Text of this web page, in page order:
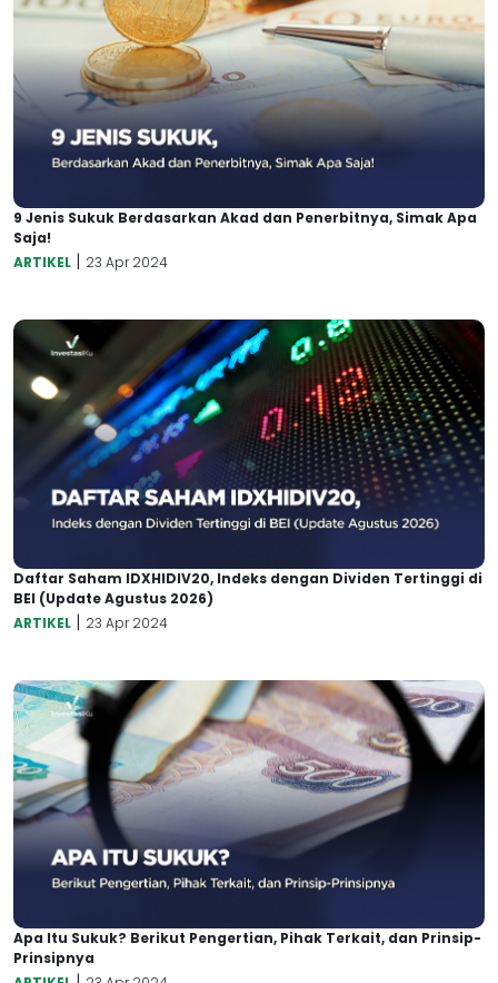
9 Jenis Sukuk Berdasarkan Akad dan Penerbitnya, Simak Apa
Saja!
ARTIKEL | 23 Apr 2024
Daftar Saham IDXHIDIV20, Indeks dengan Dividen Tertinggi di
BEI (Update Agustus 2026)
ARTIKEL | 23 Apr 2024
Apa Itu Sukuk? Berikut Pengertian, Pihak Terkait, dan Prinsip-
Prinsipnya